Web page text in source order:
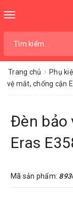
Toggle
Trang chủ Phụ
vệ mắt, chống cận
Đèn bảo
Eras
Mã sản phẩm: